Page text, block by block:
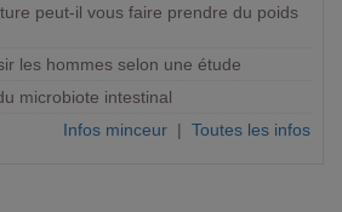
peut-il vous faire prendre du poids
les hommes selon une étude
microbiote intestinal
Infos minceur | Toutes les infos